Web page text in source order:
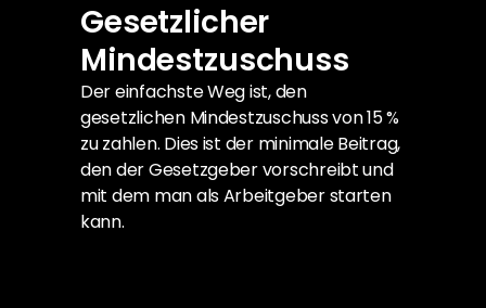
Gesetzlicher
Mindestzuschuss
Der einfachste Weg ist, den
gesetzlichen Mindestzuschuss von 15 %
zu zahlen. Dies ist der minimale Beitrag,
den der Gesetzgeber vorschreibt und
mit dem man als Arbeitgeber starten
kann.